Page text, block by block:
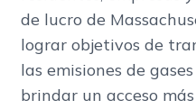
de lucro de
lograr objetivos de
las emisiones de
brindar un acceso